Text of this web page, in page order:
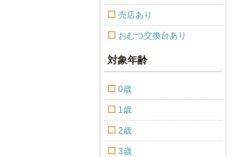
売店あり
おむつ交換台あり
対象年齢
0歳
1歳
2歳
3歳